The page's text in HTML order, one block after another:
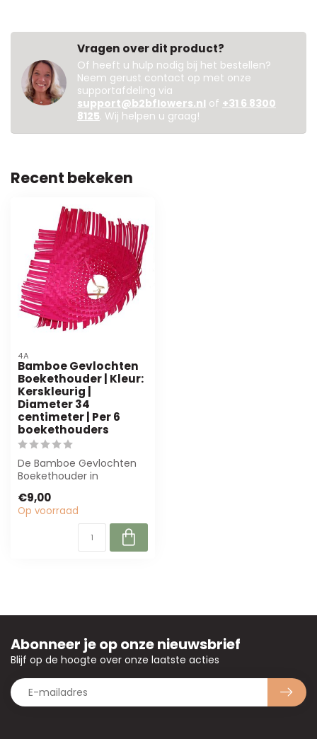
Vragen over dit product?
Of heeft u hulp nodig bij het bestellen?
Neem gerust contact op met onze
supportafdeling via
support@b2bflowers.nl of +31 6 8300
8125. Wij helpen u graag!
Recent bekeken
4A
Bamboe Gevlochten
Boekethouder | Kleur:
Kerskleurig |
Diameter 34
centimeter | Per 6
boekethouders
De Bamboe Gevlochten
Boekethouder in
bloemisten en i...
€9,00
Op voorraad
Abonneer je op onze nieuwsbrief
Blijf op de hoogte over onze laatste acties